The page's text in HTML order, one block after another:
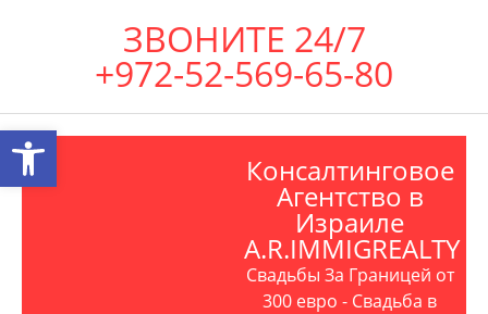
ЗВОНИТЕ 24/7
+972-52-569-65-80
Консалтинговое
Агентство в
Израиле
A.R.IMMIGREALTY
Свадьбы За Границей от
300 евро - Свадьба в
Открыть панель инструментов